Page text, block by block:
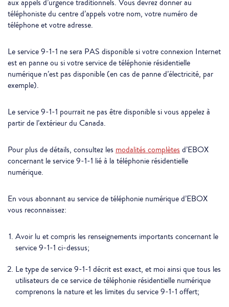
aux appels d’urgence traditionnels. Vous devrez donner au
téléphoniste du centre d’appels votre nom, votre numéro de
téléphone et votre adresse.
Le service 9-1-1 ne sera PAS disponible si votre connexion Internet
est en panne ou si votre service de téléphonie résidentielle
numérique n’est pas disponible (en cas de panne d’électricité, par
exemple).
Le service 9-1-1 pourrait ne pas être disponible si vous appelez à
partir de l’extérieur du Canada.
Pour plus de détails, consultez les modalités complètes d’EBOX
concernant le service 9-1-1 lié à la téléphonie résidentielle
numérique.
En vous abonnant au service de téléphonie numérique d’EBOX
vous reconnaissez:
Avoir lu et compris les renseignements importants concernant le
service 9-1-1 ci-dessus;
Le type de service 9-1-1 décrit est exact, et moi ainsi que tous les
utilisateurs de ce service de téléphonie résidentielle numérique
comprenons la nature et les limites du service 9-1-1 offert;